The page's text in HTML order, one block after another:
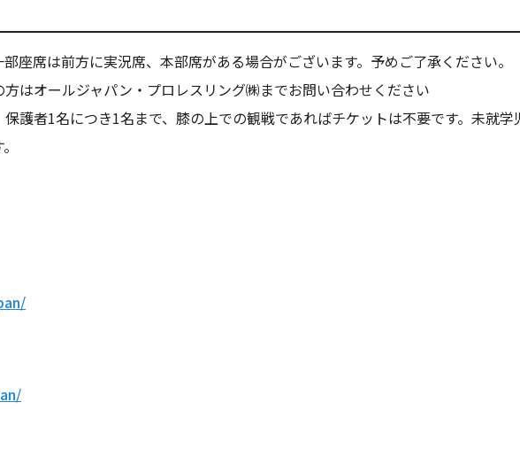
座席は前方に実況席、本部席がある場合がございます。予めご了承ください。
はオールジャパン・プロレスリング㈱までお問い合わせください
護者1名につき1名まで、膝の上での観戦であればチケットは不要です。未就